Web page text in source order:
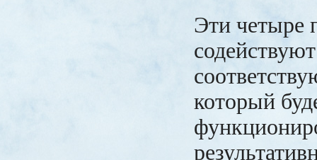
Эти четыре
который